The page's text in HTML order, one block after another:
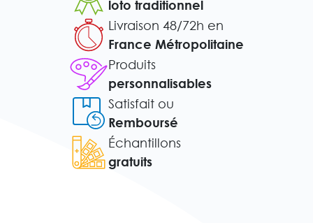
loto traditionnel
Livraison 48/72h en
France Métropolitaine
Produits
personnalisables
Satisfait ou
Remboursé
Échantillons
gratuits